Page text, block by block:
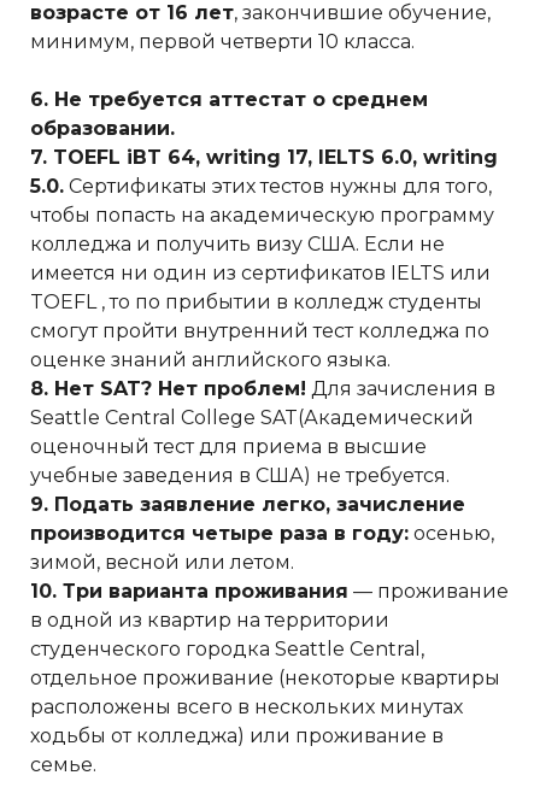
возрасте от 16 лет, закончившие обучение,
минимум, первой четверти 10 класса.
6. Не требуется аттестат о среднем
образовании.
7. TOEFL iBT 64, writing 17, IELTS 6.0, writing
5.0. Сертификаты этих тестов нужны для того,
чтобы попасть на академическую программу
колледжа и получить визу США. Если не
имеется ни один из сертификатов IELTS или
TOEFL , то по прибытии в колледж студенты
смогут пройти внутренний тест колледжа по
оценке знаний английского языка.
8. Нет SAT? Нет проблем! Для зачисления в
Seattle Central College SAT(Академический
оценочный тест для приема в высшие
учебные заведения в США) не требуется.
9. Подать заявление легко, зачисление
производится четыре раза в году: осенью,
зимой, весной или летом.
10. Три варианта проживания — проживание
в одной из квартир на территории
студенческого городка Seattle Central,
отдельное проживание (некоторые квартиры
расположены всего в нескольких минутах
ходьбы от колледжа) или проживание в
семье.